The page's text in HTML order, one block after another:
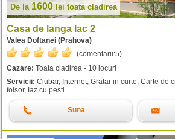
De la 1600 lei toata cladirea
Casa de langa lac 2
Valea Doftanei (Prahova)
(comentarii:5).
Cazare: Toata cladirea - 10 locuri
Servicii: Ciubar, Internet, Gratar in curte, Carte de
foisor, Iaz cu pesti
Suna